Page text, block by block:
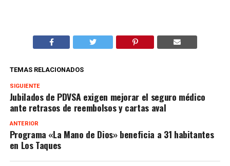
TEMAS RELACIONADOS
SIGUIENTE
Jubilados de PDVSA exigen mejorar el seguro médico
ante retrasos de reembolsos y cartas aval
ANTERIOR
Programa «La Mano de Dios» beneficia a 31 habitantes
en Los Taques